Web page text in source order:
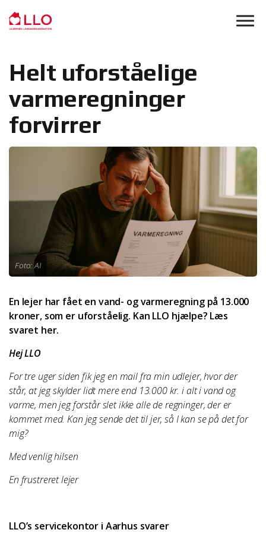
Helt uforståelige
varmeregninger
forvirrer
Foto: AI
En lejer har fået en vand- og varmeregning på 13.000
kroner, som er uforståelig. Kan LLO hjælpe? Læs
svaret her.
Hej LLO
For tre uger siden fik jeg en mail fra min udlejer, hvor der
står, at jeg skylder lidt mere end 13.000 kr. i alt i vand og
varme, men jeg forstår slet ikke alle de regninger, der er
kommet med. Kan jeg sende det til jer, så I kan se på det for
mig?
Med venlig hilsen
En frustreret lejer
LLO’s servicekontor i Aarhus svarer